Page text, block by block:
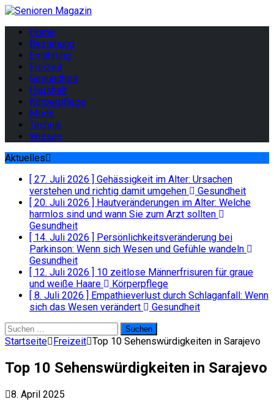
Home
Beziehung
Ernährung
Freizeit
Gesundheit
Haushalt
Körperpflege
Mode
Technik
Wissen
Aktuelles
[ 27. Juli 2026 ] Gehässigkeit im Alter: Ursachen
verstehen und richtig damit umgehen
Gesundheit
[ 20. Juli 2026 ] Hautveränderungen im Alter: Welche
harmlos sind und wann Sie zum Arzt sollten
Gesundheit
[ 14. Juli 2026 ] Persönlichkeitsveränderung bei
Parkinson: Wenn sich Wesen und Gefühle wandeln
Gesundheit
[ 12. Juli 2026 ] 10 zeitlose Männerfrisuren für graue
und weiße Haare
Körperpflege
[ 8. Juli 2026 ] Empathieverlust durch Schlaganfall: Wenn
sich das Wesen verändert
Gesundheit
Suchen
nach:
Startseite Freizeit Top 10 Sehenswürdigkeiten in Sarajevo
Top 10 Sehenswürdigkeiten in Sarajevo
8. April 2025